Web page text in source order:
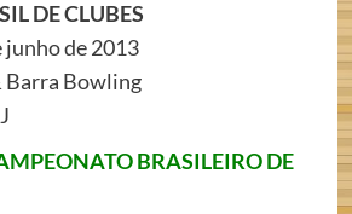
DE CLUBES
junho de 2013
Bowling
BRASILEIRO DE